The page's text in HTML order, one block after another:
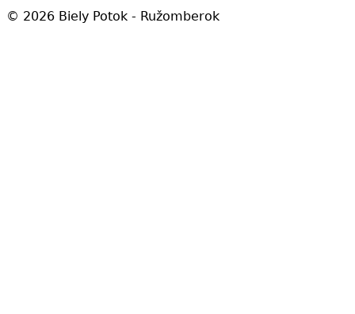
© 2026 Biely Potok - Ružomberok